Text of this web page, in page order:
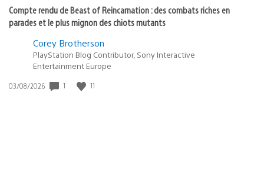
Compte rendu de Beast of Reincarnation : des combats riches en
parades et le plus mignon des chiots mutants
Corey Brotherson
PlayStation Blog Contributor, Sony Interactive
Entertainment Europe
Date
03/08/2026 1 11